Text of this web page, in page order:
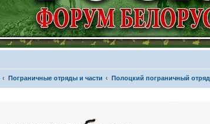
Пограничные отряды и части Полоцкий пограничный отряд